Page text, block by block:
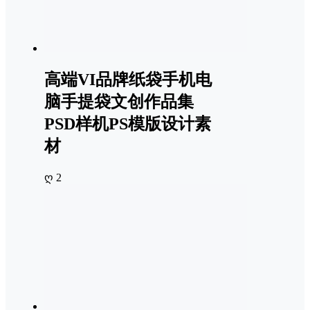
高端VI品牌纸袋手机电
脑手提袋文创作品集
PSD样机PS模版设计素
材
ღ 2